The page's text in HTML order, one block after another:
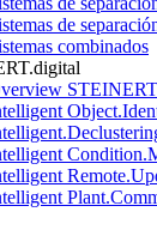
de
combinados